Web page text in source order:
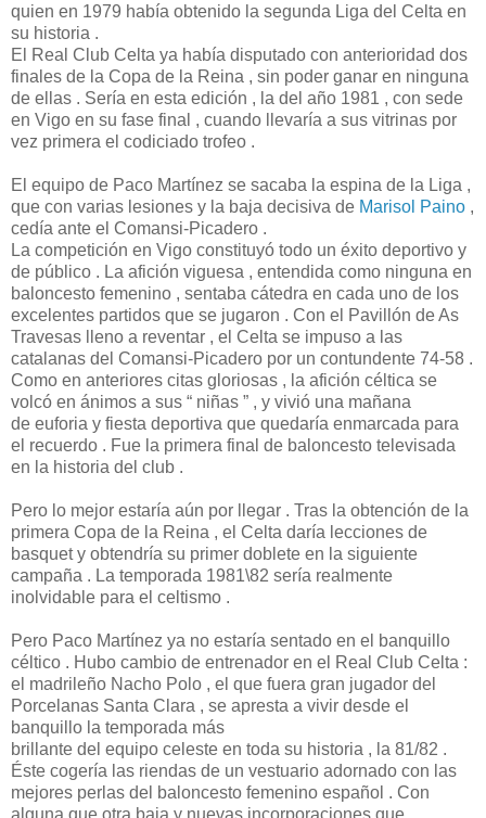
quien en 1979 había obtenido la segunda Liga del Celta en
su historia .
El Real Club Celta ya había disputado con anterioridad dos
finales de la Copa de la Reina , sin poder ganar en ninguna
de ellas . Sería en esta edición , la del año 1981 , con sede
en Vigo en su fase final , cuando llevaría a sus vitrinas por
vez primera el codiciado trofeo .
El equipo de Paco Martínez se sacaba la espina de la Liga ,
que con varias lesiones y la baja decisiva de Marisol Paino ,
cedía ante el Comansi-Picadero .
La competición en Vigo constituyó todo un éxito deportivo y
de público . La afición viguesa , entendida como ninguna en
baloncesto femenino , sentaba cátedra en cada uno de los
excelentes partidos que se jugaron . Con el Pavillón de As
Travesas lleno a reventar , el Celta se impuso a las
catalanas del Comansi-Picadero por un contundente 74-58 .
Como en anteriores citas gloriosas , la afición céltica se
volcó en ánimos a sus “ niñas ” , y vivió una mañana
de euforia y fiesta deportiva que quedaría enmarcada para
el recuerdo . Fue la primera final de baloncesto televisada
en la historia del club .
Pero lo mejor estaría aún por llegar . Tras la obtención de la
primera Copa de la Reina , el Celta daría lecciones de
basquet y obtendría su primer doblete en la siguiente
campaña . La temporada 1981\82 sería realmente
inolvidable para el celtismo .
Pero Paco Martínez ya no estaría sentado en el banquillo
céltico . Hubo cambio de entrenador en el Real Club Celta :
el madrileño Nacho Polo , el que fuera gran jugador del
Porcelanas Santa Clara , se apresta a vivir desde el
banquillo la temporada más
brillante del equipo celeste en toda su historia , la 81/82 .
Éste cogería las riendas de un vestuario adornado con las
mejores perlas del baloncesto femenino español . Con
alguna que otra baja y nuevas incorporaciones que